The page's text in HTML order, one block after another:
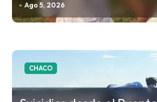
a
a
Ago 5, 2026
CHACO